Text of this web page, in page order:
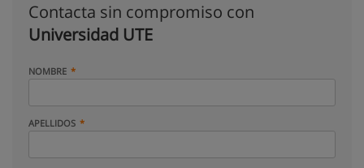
Contacta sin compromiso con
Universidad UTE
NOMBRE
APELLIDOS